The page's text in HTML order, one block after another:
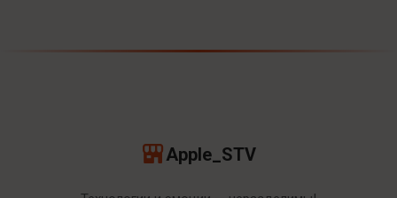
Apple_STV